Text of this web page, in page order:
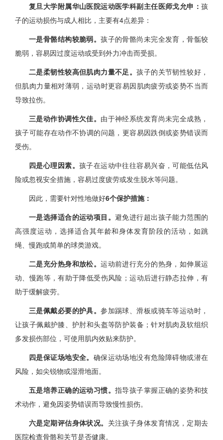
复旦大学附属华山医院运动医学科副主任医师戈允申： 孩
子的运动损伤与成人相比，主要有4点差异：
一是骨骼结构较脆弱。孩子的骨骼尚未完全发育，骨骺较
脆弱，容易因过度运动或受到外力冲击而受损。
二是柔韧性较高但肌肉力量不足。孩子的关节韧性较好，
但肌肉力量相对薄弱，运动时更容易因肌肉疲劳或姿势不当而
导致拉伤。
三是动作协调性欠佳。 由于神经系统发育尚未完全成熟，
孩子可能存在动作不协调的问题，更容易因跌倒或姿势错误而
受伤。
四是心理因素。 孩子在运动中往往容易兴奋，可能低估风
险或忽视安全措施，容易过度疲劳或发生脱水等问题。
因此，需要针对性地做好6个保护措施：
一是选择适合的运动项目。 避免进行超出孩子能力范围的
高强度运动，选择适合其年龄和身体发育阶段的活动，如跳
绳、慢跑或简单的球类游戏。
二是充分热身和放松。运动前进行充分的热身，如伸展运
动、慢跑等，有助于降低受伤风险；运动后进行静态拉伸，有
助于缓解疲劳。
三是佩戴必要的护具。参加踢球、滑板或骑车等运动时，
让孩子佩戴护膝、护肘和头盔等防护装备；针对肌肉及软组织
多发损伤部位，可使用肌内效贴来防护。
四是保证场地安全。 确保运动场地没有危险障碍物或潜在
风险，如尖锐物或湿滑地面。
五是培养正确的运动习惯。 指导孩子掌握正确的姿势和技
术动作，避免因姿势错误而导致慢性损伤。
六是定期评估身体状况。 关注孩子身体发育情况，定期去
医院检查骨骼和关节是否健康。